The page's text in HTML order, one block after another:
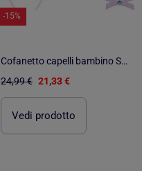
-15%
Cofanetto capelli bambino Stitch: 21 accessori acconciatura e gioielli
24,99 € 21,33 €
Vedi prodotto